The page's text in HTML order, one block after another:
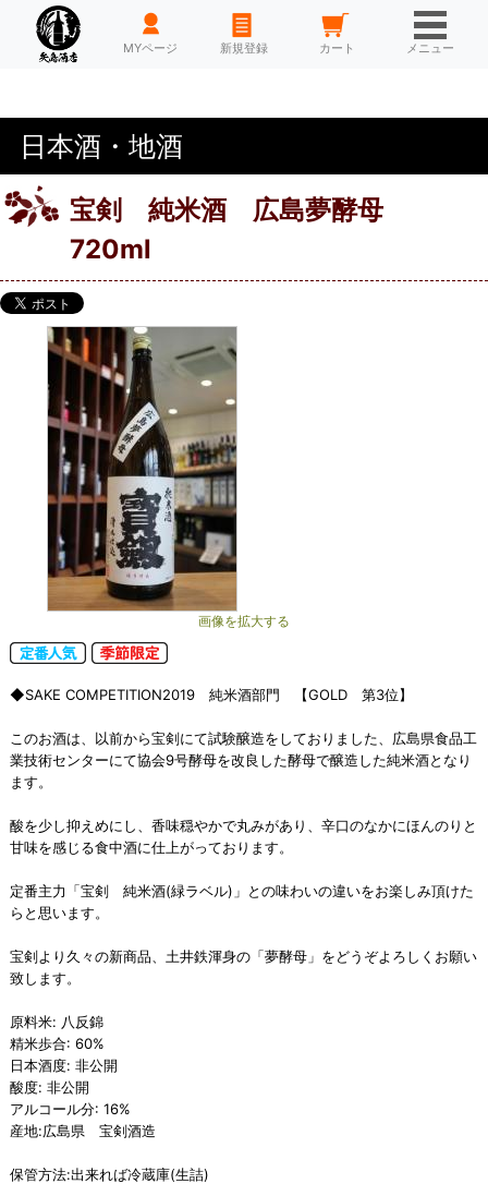
HOME MYページ 新規登録 カート メニュー
日本酒・地酒
宝剣 純米酒 広島夢酵母
720ml
画像を拡大する
◆SAKE COMPETITION2019 純米酒部門 【GOLD 第3位】
このお酒は、以前から宝剣にて試験醸造をしておりました、広島県食品工
業技術センターにて協会9号酵母を改良した酵母で醸造した純米酒となり
ます。
酸を少し抑えめにし、香味穏やかで丸みがあり、辛口のなかにほんのりと
甘味を感じる食中酒に仕上がっております。
定番主力「宝剣 純米酒(緑ラベル)」との味わいの違いをお楽しみ頂けた
らと思います。
宝剣より久々の新商品、土井鉄渾身の「夢酵母」をどうぞよろしくお願い
致します。
原料米: 八反錦
精米歩合: 60%
日本酒度: 非公開
酸度: 非公開
アルコール分: 16%
産地:広島県 宝剣酒造
保管方法:出来れば冷蔵庫(生詰)